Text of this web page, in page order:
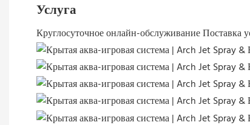
Услуга
Круглосуточное онлайн-обслуживаниеПоставка